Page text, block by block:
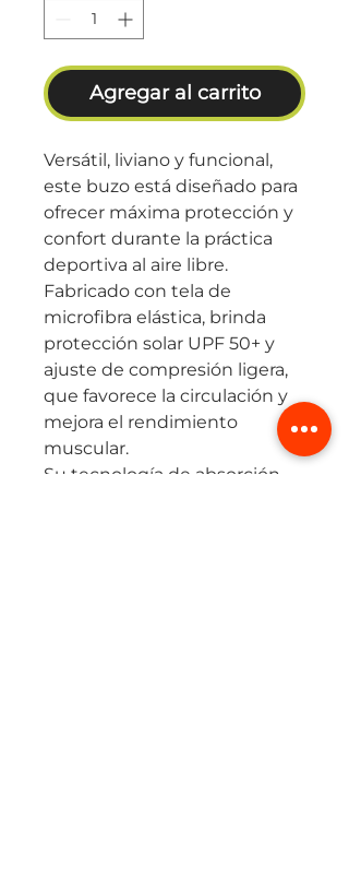
Agregar al carrito
Versátil, liviano y funcional,
este buzo está diseñado para
ofrecer máxima protección y
confort durante la práctica
deportiva al aire libre.
Fabricado con tela de
microfibra elástica, brinda
protección solar UPF 50+ y
ajuste de compresión ligera,
que favorece la circulación y
mejora el rendimiento
muscular.
Su tecnología de absorción